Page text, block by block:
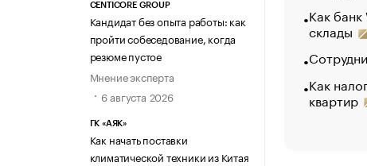
CENTICORE GROUP
Кандидат без опыта работы: как
пройти собеседование, когда
резюме пустое
Мнение эксперта
6 августа 2026
ГК «АЯК»
Как начать поставки
климатической техники из Китая
Как
склады
Как
квартир